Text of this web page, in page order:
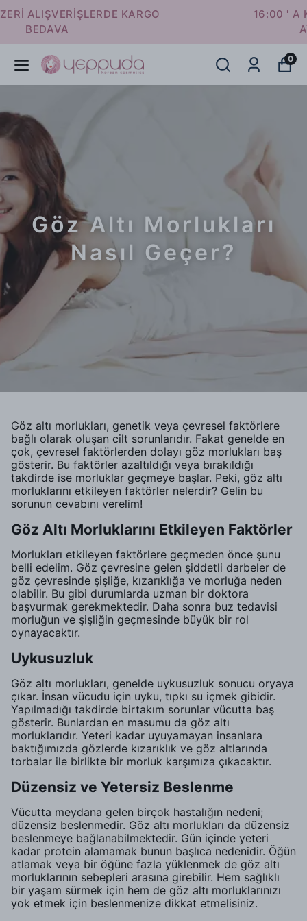
16:00 ' A KADAR VERİLEN SİPARİŞLER
0
Göz Altı Morlukları
Nasıl Geçer?
Göz altı morlukları, genetik veya çevresel faktörlere
bağlı olarak oluşan cilt sorunlarıdır. Fakat genelde en
çok, çevresel faktörlerden dolayı göz morlukları baş
gösterir. Bu faktörler azaltıldığı veya bırakıldığı
takdirde ise morluklar geçmeye başlar. Peki, göz altı
morluklarını etkileyen faktörler nelerdir? Gelin bu
sorunun cevabını verelim!
Göz Altı Morluklarını Etkileyen Faktörler
Morlukları etkileyen faktörlere geçmeden önce şunu
belli edelim. Göz çevresine gelen şiddetli darbeler de
göz çevresinde şişliğe, kızarıklığa ve morluğa neden
olabilir. Bu gibi durumlarda uzman bir doktora
başvurmak gerekmektedir. Daha sonra buz tedavisi
morluğun ve şişliğin geçmesinde büyük bir rol
oynayacaktır.
Uykusuzluk
Göz altı morlukları, genelde uykusuzluk sonucu oryaya
çıkar. İnsan vücudu için uyku, tıpkı su içmek gibidir.
Yapılmadığı takdirde birtakım sorunlar vücutta baş
gösterir. Bunlardan en masumu da göz altı
morluklarıdır. Yeteri kadar uyuyamayan insanlara
baktığımızda gözlerde kızarıklık ve göz altlarında
torbalar ile birlikte bir morluk karşımıza çıkacaktır.
Düzensiz ve Yetersiz Beslenme
Vücutta meydana gelen birçok hastalığın nedeni;
düzensiz beslenmedir. Göz altı morlukları da düzensiz
beslenmeye bağlanabilmektedir. Gün içinde yeteri
kadar protein alamamak bunun başlıca nedenidir. Öğün
atlamak veya bir öğüne fazla yüklenmek de göz altı
morluklarının sebepleri arasına girebilir. Hem sağlıklı
bir yaşam sürmek için hem de göz altı morluklarınızı
yok etmek için beslenmenize dikkat etmelisiniz.